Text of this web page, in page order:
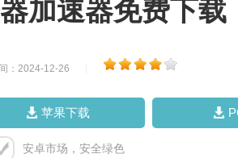
加速器免费下载
：2024-12-26
苹果下载
安卓市场，安全绿色